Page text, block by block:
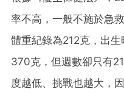
率不高，一般不施於急
體重紀錄為212克，出
370克，但週數卻只有
度越低、挑戰也越大，